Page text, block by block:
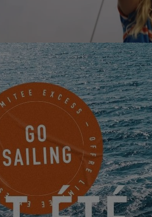
l’équipe d’ Excess vous souhaite une année
marquée par des explorations passionnantes,
de faire partie de l’aventure Excess !
Pour visualiser cette